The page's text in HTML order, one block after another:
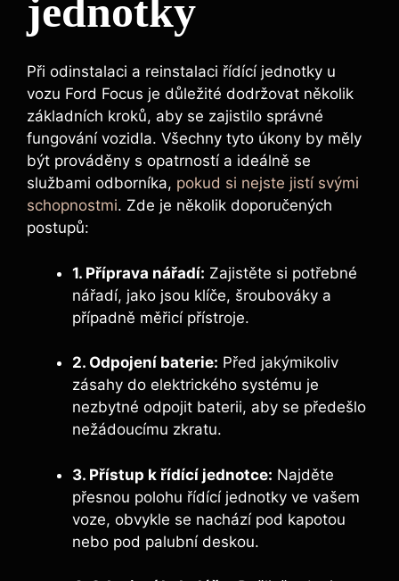
jednotky
Při odinstalaci a reinstalaci řídící jednotky u
vozu Ford Focus je důležité dodržovat několik
základních kroků, aby se zajistilo správné
fungování vozidla. Všechny tyto úkony by měly
být prováděny s opatrností a ideálně se
službami odborníka, pokud si nejste jistí svými
schopnostmi. Zde je několik doporučených
postupů:
1. Příprava nářadí: Zajistěte si potřebné
nářadí, jako jsou klíče, šroubováky a
případně měřicí přístroje.
2. Odpojení baterie: Před jakýmikoliv
zásahy do elektrického systému je
nezbytné odpojit baterii, aby se předešlo
nežádoucímu zkratu.
3. Přístup k řídící jednotce: Najděte
přesnou polohu řídící jednotky ve vašem
voze, obvykle se nachází pod kapotou
nebo pod palubní deskou.